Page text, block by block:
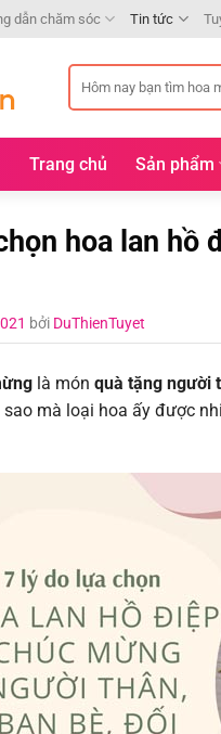
dẫn chăm sóc Tin tức
Tìm
kiếm:
Trang chủ Sản phẩm
hoa lan hồ
bởi DuThienTuyet
là món quà tặng người
mà loại hoa ấy được